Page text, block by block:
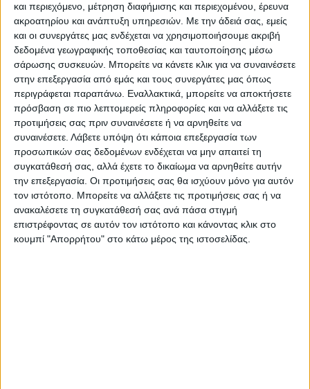
και περιεχόμενο, μέτρηση διαφήμισης και περιεχομένου, έρευνα
ακροατηρίου και ανάπτυξη υπηρεσιών. Με την άδειά σας, εμείς
και οι συνεργάτες μας ενδέχεται να χρησιμοποιήσουμε ακριβή
δεδομένα γεωγραφικής τοποθεσίας και ταυτοποίησης μέσω
σάρωσης συσκευών. Μπορείτε να κάνετε κλικ για να συναινέσετε
στην επεξεργασία από εμάς και τους συνεργάτες μας όπως
περιγράφεται παραπάνω. Εναλλακτικά, μπορείτε να αποκτήσετε
πρόσβαση σε πιο λεπτομερείς πληροφορίες και να αλλάξετε τις
προτιμήσεις σας πριν συναινέσετε ή να αρνηθείτε να
συναινέσετε. Λάβετε υπόψη ότι κάποια επεξεργασία των
προσωπικών σας δεδομένων ενδέχεται να μην απαιτεί τη
συγκατάθεσή σας, αλλά έχετε το δικαίωμα να αρνηθείτε αυτήν
την επεξεργασία. Οι προτιμήσεις σας θα ισχύουν μόνο για αυτόν
τον ιστότοπο. Μπορείτε να αλλάξετε τις προτιμήσεις σας ή να
ανακαλέσετε τη συγκατάθεσή σας ανά πάσα στιγμή
επιστρέφοντας σε αυτόν τον ιστότοπο και κάνοντας κλικ στο
κουμπί "Απορρήτου" στο κάτω μέρος της ιστοσελίδας.